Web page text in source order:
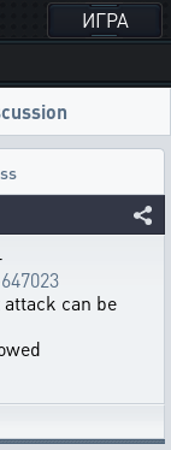
ИГРА
can be